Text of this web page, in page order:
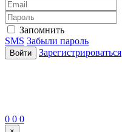
Запомнить
SMS Забыли пароль
Войти Зарегистрироваться
0 0 0